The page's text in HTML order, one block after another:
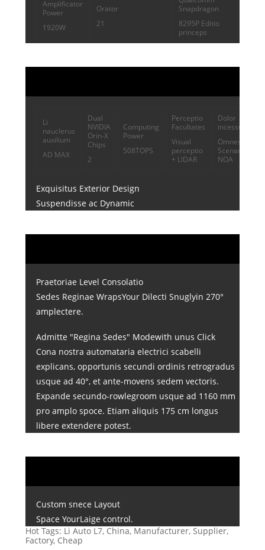
Amplificator
Power
1920W
Orator
21
Snapdragon
8295P Editio
princeps
Li
nauclerus
auxilium
AD MAX
Dual
NVIDIA
Orin-X
Chips
2
Computing
Power
508TOPS
Perceptio
Facultates
Visual
perceptio
+ LIDAR
Dolor
incessus
Omnes-
Scenarios
NOA
Exquisitus Exterior Design
Suspendisse ac Dynamic
Praetoriae Level Consolatio
Sedes Reginae WrapsYour Dilecti Snuglyin 270°
amplectere.
Admitte "Regina Sedes" Modewith unus Click
Cona nostra automataria electrici scabelli
explicans, opportunis secundi ordinis retrogradus
usque ad 40°, et ante-movens sedem vectoris.
Expande secundo-rowlegroom usque ad 1160 mm
pro amplo spoce. Etiam aliquis 175 cm longus
libere extendere potest.
Custom snece Layout
Space YourLaige control.
Hot Tags: Li Auto L7, China, Manufacturer, Supplier,
Factory, Cheap